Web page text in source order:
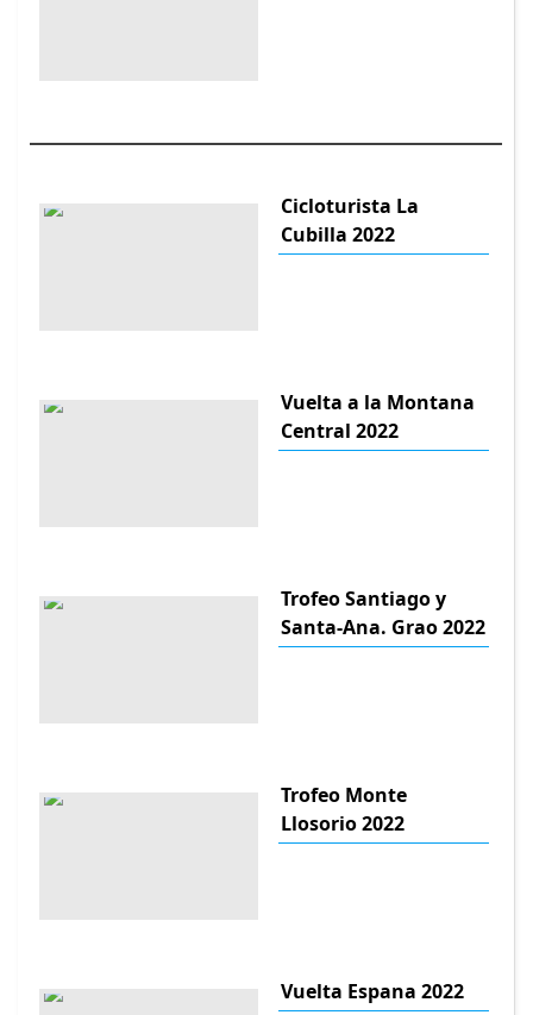
Cicloturista La
Cubilla 2022
Vuelta a la Montana
Central 2022
Trofeo Santiago y
Santa-Ana. Grao 2022
Trofeo Monte
Llosorio 2022
Vuelta Espana 2022